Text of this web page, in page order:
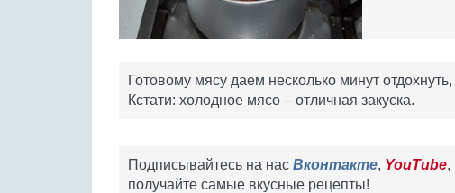
Готовому мясу даем несколько минут
Кстати: холодное мясо – отличная закуска.
Подписывайтесь на нас Вконтакте, YouTube,
получайте самые вкусные рецепты!